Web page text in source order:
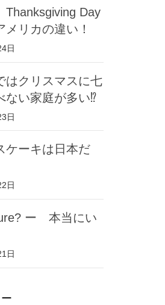
Thanksgiving Day
メリカの違い！
日
はクリスマスに七
ない家庭が多い⁉︎
日
ケーキは日本だ
日
ー 本当にい
日